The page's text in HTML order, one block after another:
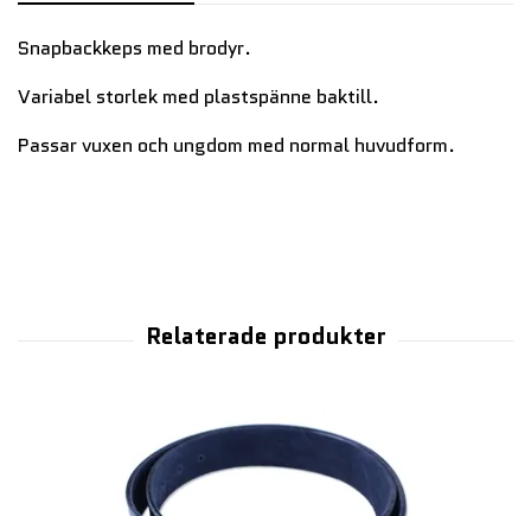
Snapbackkeps med brodyr.
Variabel storlek med plastspänne baktill.
Passar vuxen och ungdom med normal huvudform.